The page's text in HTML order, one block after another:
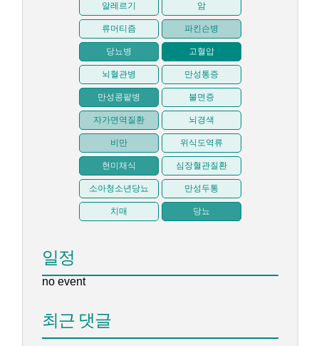
알레르기 암
류머티즘 파킨슨병
당뇨병 고혈압
뇌혈관병 만성통증
만성콩팥병 불면증
자가면역질환 뇌경색
비만 위식도역류
현미채식 심장혈관질환
소아청소년당뇨 만성두통
치매 당뇨
일정
no event
최근 댓글